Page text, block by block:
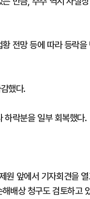
전망 등에 따라 등락을
했다.
락분을 일부 회복했다.
원 앞에서 기자회견을
배상 청구도 검토하고